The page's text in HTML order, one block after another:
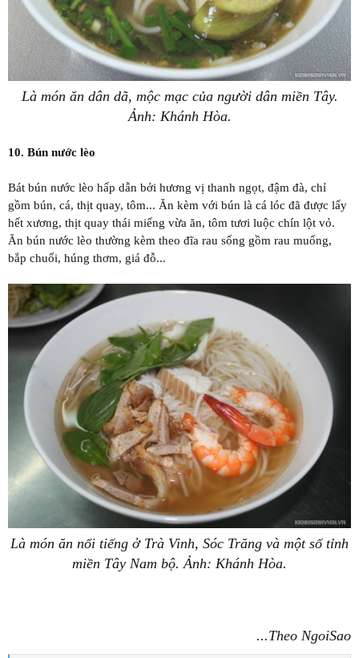
Là món ăn dân dã, mộc mạc của người dân miền Tây.
Ảnh: Khánh Hòa.
10. Bún nước lèo
Bát bún nước lèo hấp dẫn bởi hương vị thanh ngọt, đậm đà, chỉ
gồm bún, cá, thịt quay, tôm... Ăn kèm với bún là cá lóc đã được lấy
hết xương, thịt quay thái miếng vừa ăn, tôm tươi luộc chín lột vỏ.
Ăn bún nước lèo thường kèm theo đĩa rau sống gồm rau muống,
bắp chuối, húng thơm, giá đỗ...
Là món ăn nổi tiếng ở Trà Vinh, Sóc Trăng và một số tỉnh
miền Tây Nam bộ. Ảnh: Khánh Hòa.
...Theo NgoiSao